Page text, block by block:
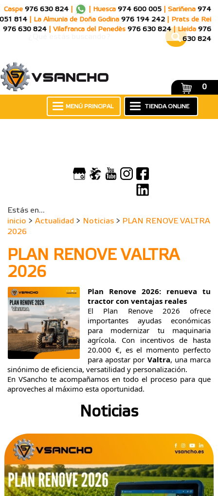
Caspe 976 630 824 Huesca 974 600 005 Sariñena 974
051 814
La Almunia de Doña Godina 976 194 242
Prats de Rei
976 630 824
Vilafranca del Penedès 976 630 824 Lleida 976
630 824
0
TIENDA ONLINE
MENÚ PRINCIPAL
Estás en...
inicio > Actualidad > Noticias > PLAN RENOVE VALTRA
2026
PLAN RENOVE VALTRA
2026
Plan Renove 2026: renueva tu
tractor con ventajas reales
El Plan Renove 2026 ofrece
importantes ayudas económicas
para modernizar tu maquinaria
agrícola. Con incentivos de hasta
20.000 €, es el momento perfecto
para apostar por Valtra, una marca
sinónimo de eficiencia, versatilidad y personalización.
En VSancho te acompañamos en todo el proceso para que
aproveches al máximo esta oportunidad.
Noticias